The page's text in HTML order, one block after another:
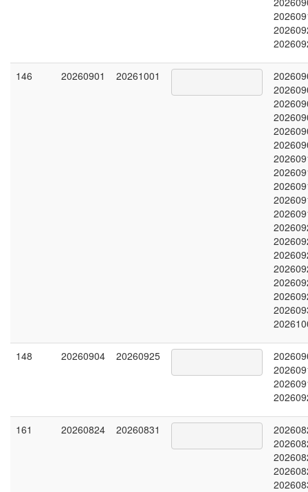
146 20260901 20261001
148 20260904 20260925
161 20260824 20260831